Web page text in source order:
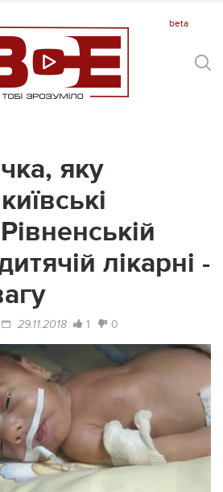
яку
лікарні -
29.11.2018 1 0